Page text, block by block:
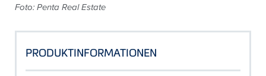
Foto: Penta Real Estate
PRODUKTINFORMATIONEN